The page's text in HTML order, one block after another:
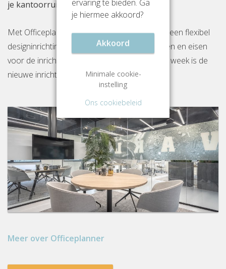
je kantoorruimte aan Zutphenseweg 29
Met Officeplanner huur, huurkoop of koop je een flexibel
designinrichtingspakket op basis van je wensen en eisen
voor de inrichting van jouw kantoor. Binnen 1 week is de
nieuwe inrichting gereed op locatie.
Meer over Officeplanner
ervaring te bieden. Ga
je hiermee akkoord?
Akkoord
Minimale cookie-
instelling
Ons cookiebeleid